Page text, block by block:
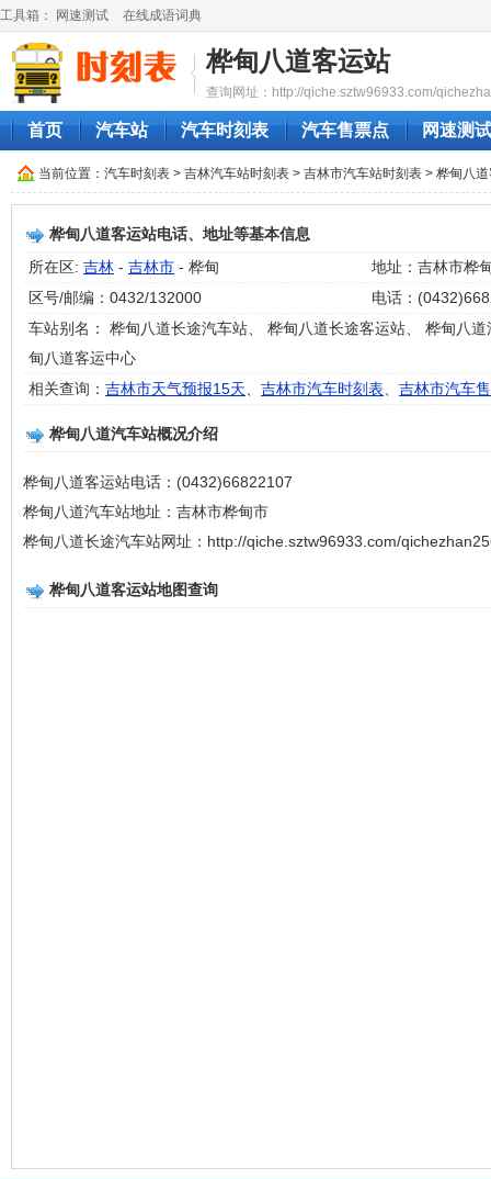
工具箱： 网速测试 在线成语词典
桦甸八道客运站
查询网址：http://qiche.sztw96933.com/
首页 汽车站 汽车时刻表 汽车售票点 网速测试
当前位置： 汽车时刻表 > 吉林汽车站时刻表 > 吉林市汽车站时刻表 > 桦甸八
桦甸八道客运站电话、地址等基本信息
所在区: 吉林 - 吉林市 - 桦甸
地址：吉林市桦
区号/邮编：0432/132000
电话：
车站别名： 桦甸八道长途汽车站、 桦甸八道长途客运站、 桦甸八
甸八道客运中心
相关查询： 吉林市天气预报15天 吉林市汽车时刻表 吉林市汽车
桦甸八道汽车站概况介绍
桦甸八道客运站电话：(0432)66822107
桦甸八道汽车站地址：吉林市桦甸市
桦甸八道长途汽车站网址：http://qiche.sztw96933.com/
桦甸八道客运站地图查询